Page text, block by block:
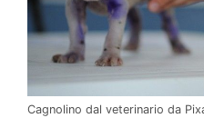
Cagnolino dal veterinario da